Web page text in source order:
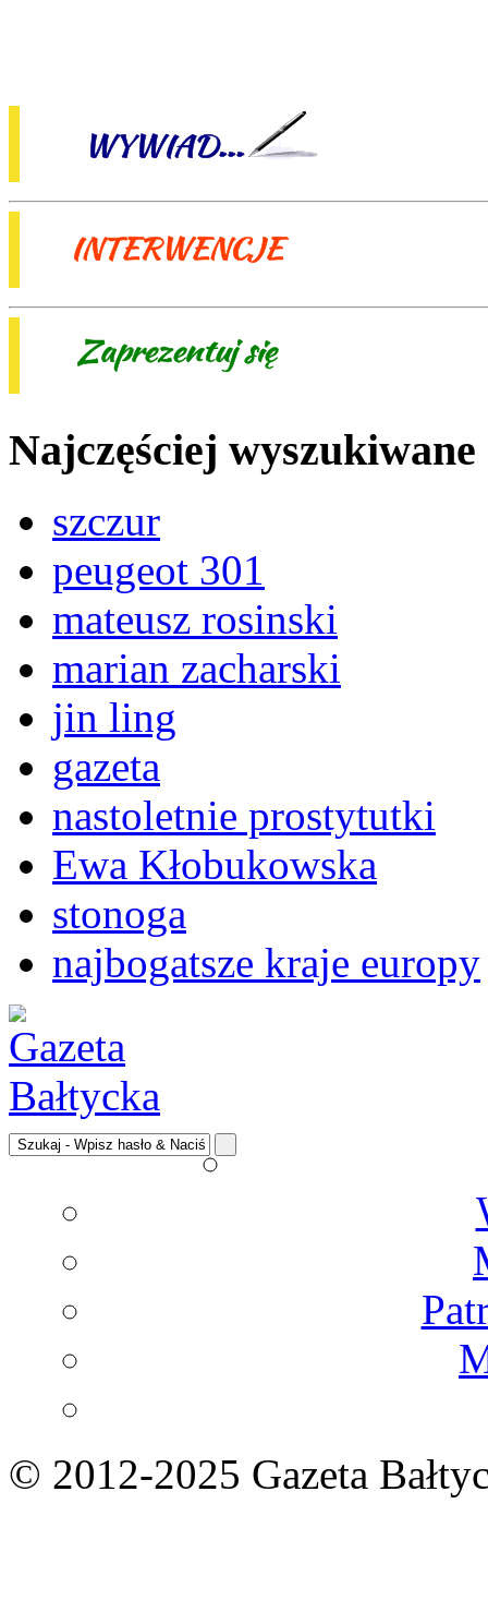
Najczęściej wyszukiwane
szczur
peugeot 301
mateusz rosinski
marian zacharski
jin ling
gazeta
nastoletnie prostytutki
Ewa Kłobukowska
stonoga
najbogatsze kraje europy
© 2012-2025 Gazeta